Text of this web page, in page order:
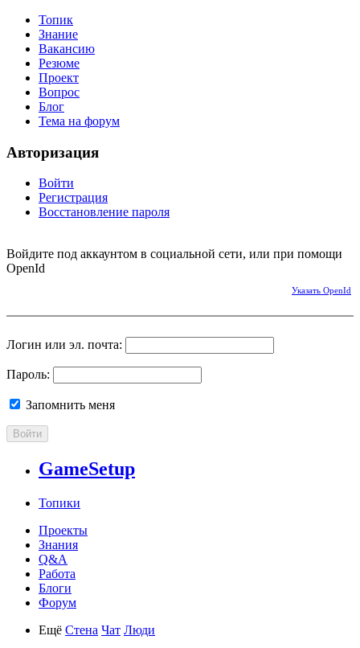
Топик
Знание
Вакансию
Резюме
Проект
Вопрос
Блог
Тема на форум
Авторизация
Войти
Регистрация
Восстановление пароля
Войдите под аккаунтом в социальной сети, или при помощи
OpenId
Указать OpenId
Логин или эл. почта:
Пароль:
Запомнить меня
Войти
GameSetup
Топики
Проекты
Знания
Q&A
Работа
Блоги
Форум
Ещё Стена Чат Люди